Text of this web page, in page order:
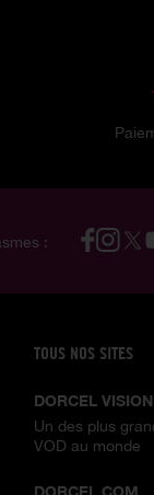
:
TOUS NOS SITES
DORCEL VISION
Un des plus
VOD au monde